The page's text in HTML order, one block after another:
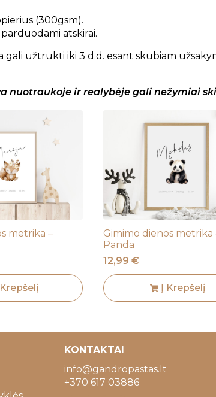
(300gsm).
atskirai.
užtrukti iki 3 d.d. esant skubiam
nuotraukoje ir realybėje gali nežymiai
metrika –
Gimimo dienos metrika
Panda
12,99 €
Į Krepšelį
KONTAKTAI
info@gandropastas.lt
+370 617 03886